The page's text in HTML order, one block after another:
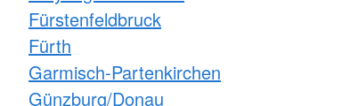
Fürstenfeldbruck
Fürth
Garmisch-Partenkirchen
Günzburg/Donau